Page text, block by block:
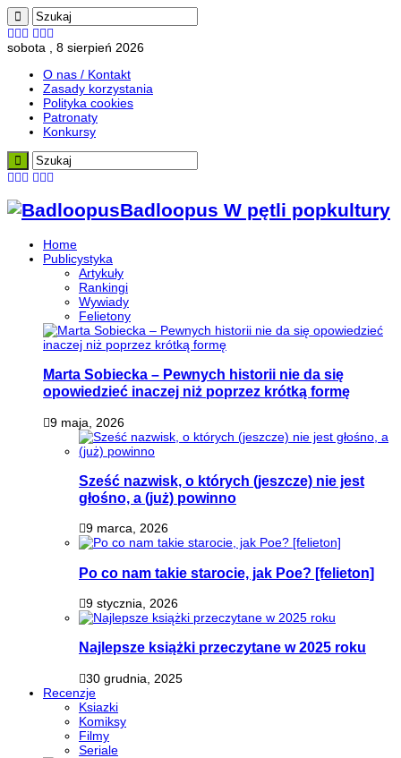
sobota , 8 sierpień 2026
O nas / Kontakt
Zasady korzystania
Polityka cookies
Patronaty
Konkursy
Badloopus W pętli popkultury
Home
Publicystyka
Artykuły
Rankingi
Wywiady
Felietony
Marta Sobiecka – Pewnych historii nie da się
opowiedzieć inaczej niż poprzez krótką formę
9 maja, 2026
Sześć nazwisk, o których (jeszcze) nie jest
głośno, a (już) powinno
9 marca, 2026
Po co nam takie starocie, jak Poe? [felieton]
9 stycznia, 2026
Najlepsze książki przeczytane w 2025 roku
30 grudnia, 2025
Recenzje
Ksiazki
Komiksy
Filmy
Seriale